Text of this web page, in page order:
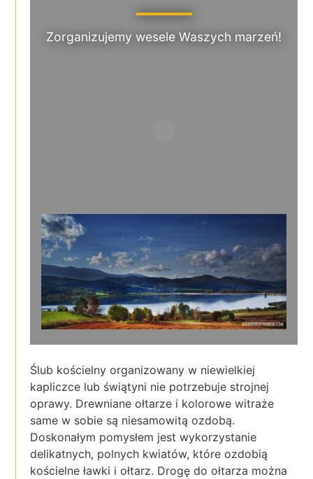
Zorganizujemy wesele Waszych marzeń!
Ślub kościelny organizowany w niewielkiej
kapliczce lub świątyni nie potrzebuje strojnej
oprawy. Drewniane ołtarze i kolorowe witraże
same w sobie są niesamowitą ozdobą.
Doskonałym pomysłem jest wykorzystanie
delikatnych, polnych kwiatów, które ozdobią
kościelne ławki i ołtarz. Drogę do ołtarza można